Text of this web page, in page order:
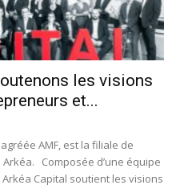
les visions
et...
AMF, est la filiale de
Composée d’une équipe
Capital soutient les visions